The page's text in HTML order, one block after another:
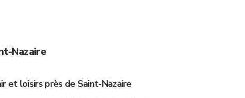
Nazaire
et loisirs près de Saint-Nazaire